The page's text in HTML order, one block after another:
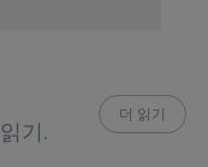
읽기.
더 읽기